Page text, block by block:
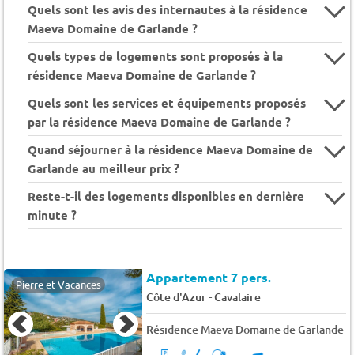
Quels sont les avis des internautes à la résidence
Maeva Domaine de Garlande ?
Quels types de logements sont proposés à la
résidence Maeva Domaine de Garlande ?
Quels sont les services et équipements proposés
par la résidence Maeva Domaine de Garlande ?
Quand séjourner à la résidence Maeva Domaine de
Garlande au meilleur prix ?
Reste-t-il des logements disponibles en dernière
minute ?
Pierre et Vacances Appartement 7 pers.
Côte d'Azur-Cavalaire
Résidence Maeva Domaine de Garlande